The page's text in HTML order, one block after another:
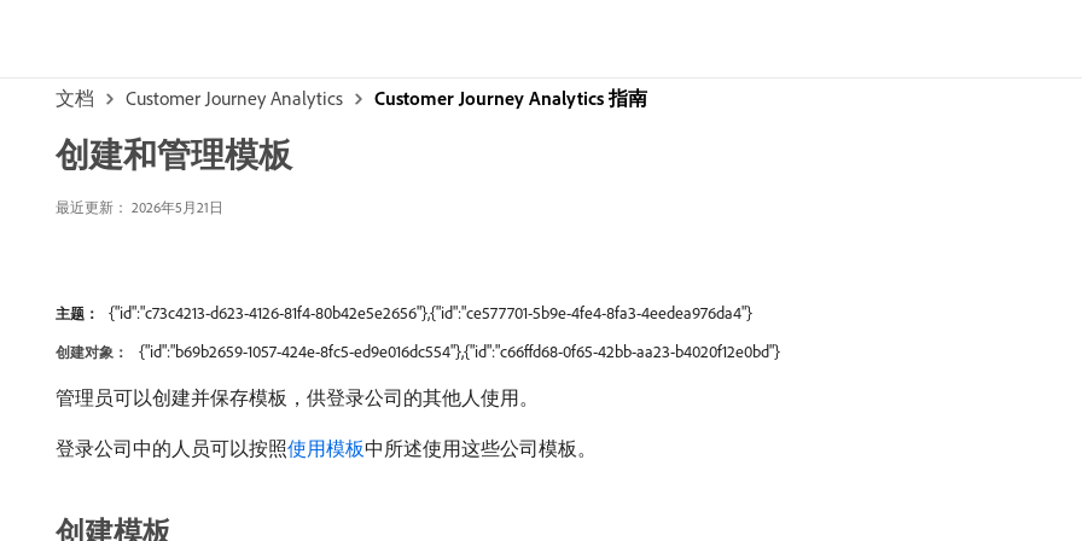
文档 Customer Journey Analytics Customer Journey Analytics 指南
创建和管理模板
最近更新： 2026年5月21日
主题： {"id":"c73c4213-d623-4126-81f4-80b42e5e2656"},{"id":"ce577701-5b9e-4fe4-8fa3-4eedea976da4"}
创建对象： {"id":"b69b2659-1057-424e-8fc5-ed9e016dc554"},{"id":"c66ffd68-0f65-42bb-aa23-b4020f12e0bd"}
管理员可以创建并保存模板，供登录公司的其他人使用。
登录公司中的人员可以按照使用模板中所述使用这些公司模板。
创建模板